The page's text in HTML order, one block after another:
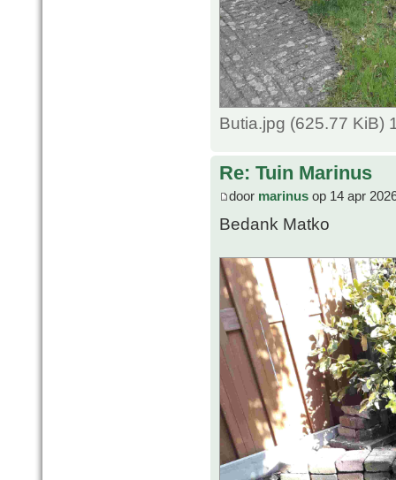
Butia.jpg (625.77 KiB)
Re: Tuin Marinus
door marinus op 14 apr
Bedank Matko